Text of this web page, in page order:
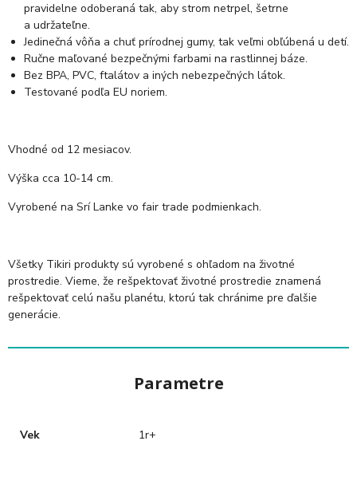
pravidelne odoberaná tak, aby strom netrpel, šetrne
a udržateľne.
Jedinečná vôňa a chuť prírodnej gumy, tak veľmi obľúbená u detí.
Ručne maľované bezpečnými farbami na rastlinnej báze.
Bez BPA, PVC, ftalátov a iných nebezpečných látok.
Testované podľa EU noriem.
Vhodné od 12 mesiacov.
Výška cca 10-14 cm.
Vyrobené na Srí Lanke vo fair trade podmienkach.
Všetky Tikiri produkty sú vyrobené s ohľadom na životné
prostredie. Vieme, že rešpektovať životné prostredie znamená
rešpektovať celú našu planétu, ktorú tak chránime pre ďalšie
generácie.
Parametre
Vek 1r+